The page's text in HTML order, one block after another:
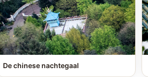
De chinese nachtegaal